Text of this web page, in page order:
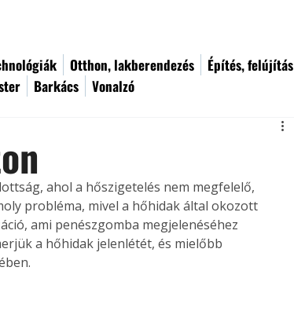
Otthon, lakberendezés Építés, felújítás
Barkács Vonalzó
ahol a hőszigetelés nem megfelelő,
probléma, mivel a hőhidak által okozott
ami penészgomba megjelenéséhez
a hőhidak jelenlétét, és mielőbb